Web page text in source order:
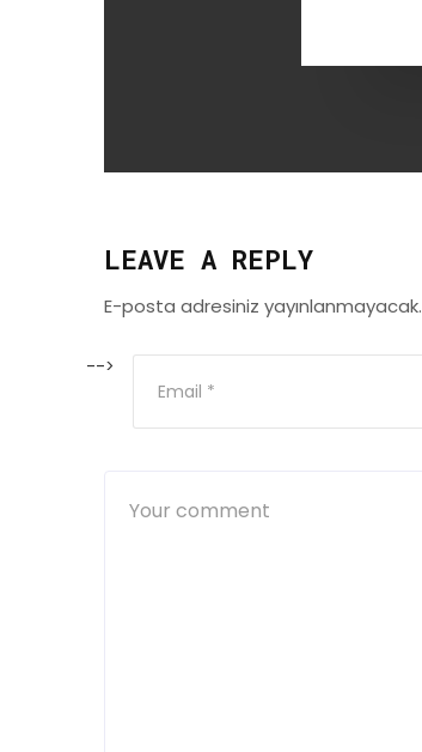
LEAVE A REPLY
E-posta adresiniz yayınlanmayacak.
-->